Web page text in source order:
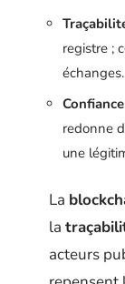
registre ;
échanges.
Confiance
redonne
une
La
la
acteurs